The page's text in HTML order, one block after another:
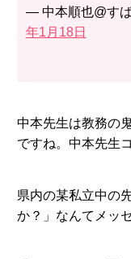
— 中本順也@す
年1月18日
中本先生は教務の
ですね。中本先生
県内の某私立中の
か？」なんてメッ